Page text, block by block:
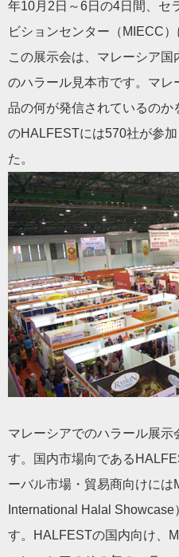
年10月2日～6日の4日間、セ
ビションセンター（MIECC）
この展示会は、マレーシア
のハラール見本市です。マ
品の何が発信されているのか
のHALFESTには570社が参
た。
マレーシアでのハラール展示
す。国内市場向である
ーバル市場・貿易商向けには
International Halal
す。HALFESTの国内向け、